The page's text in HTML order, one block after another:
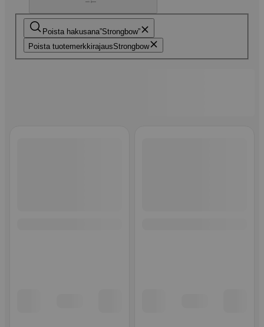
Poista hakusana Strongbow
Poista tuotemerkkirajausStrongbow